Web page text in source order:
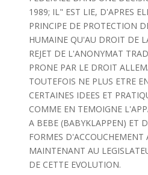
1989; IL" EST LIE, D'APRES
PRINCIPE DE PROTECTION
HUMAINE QU'AU DROIT DE
REJET DE L'ANONYMAT
PRONE PAR LE DROIT
TOUTEFOIS NE PLUS ETRE
CERTAINES IDEES ET
COMME EN TEMOIGNE
A BEBE (BABYKLAPPEN) ET
FORMES D'ACCOUCHEMENT
MAINTENANT AU
DE CETTE EVOLUTION.